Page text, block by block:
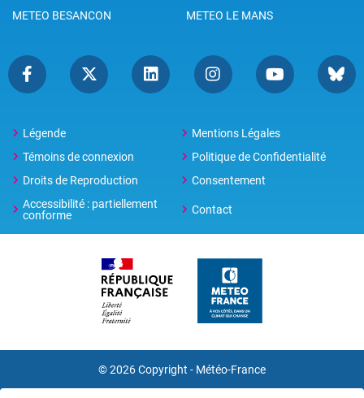
METEO BESANCON
METEO LE MANS
Légende
Mentions Légales
Témoins de connexion
Politique de Confidentialité
Droits de Reproduction
Consentement
Accessibilité : partiellement
conforme
Contact
© 2026 Copyright - Météo-France